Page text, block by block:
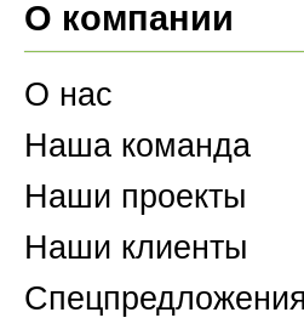
О компании
О нас
Наша команда
Наши проекты
Наши клиенты
Спецпредложения